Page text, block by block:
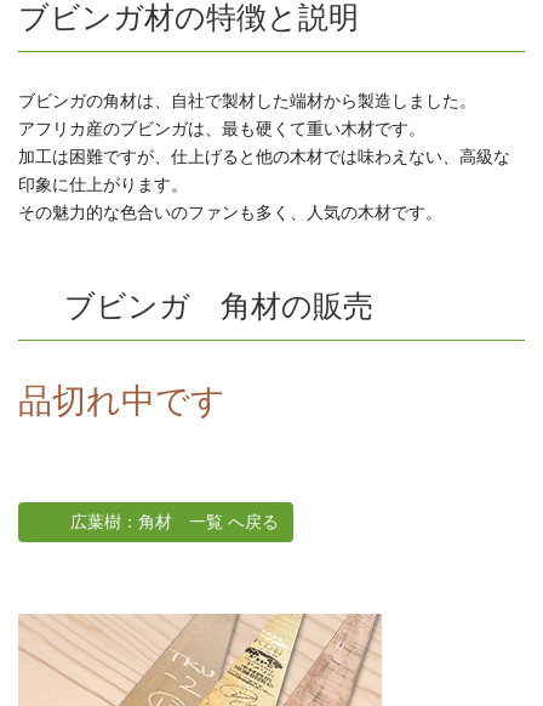
ブビンガ材の特徴と説明
ブビンガの角材は、自社で製材した端材から製造しました。
アフリカ産のブビンガは、最も硬くて重い木材です。
加工は困難ですが、仕上げると他の木材では味わえない、高級な
印象に仕上がります。
その魅力的な色合いのファンも多く、人気の木材です。
ブビンガ 角材の販売
品切れ中です
広葉樹：角材 一覧 へ戻る